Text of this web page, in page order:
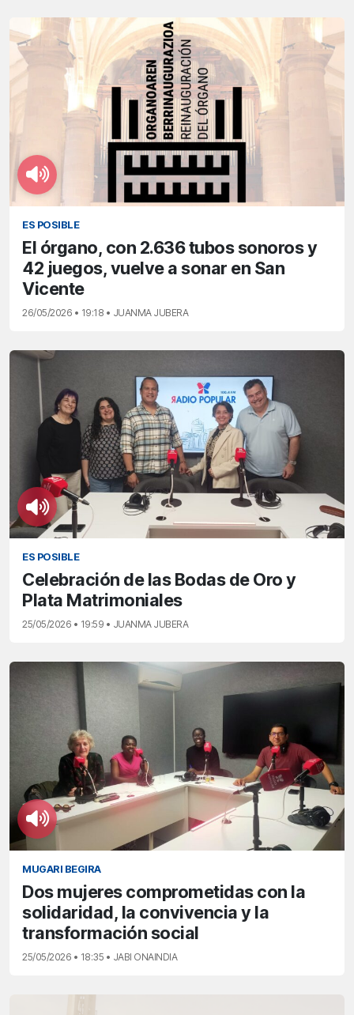
ES POSIBLE
El órgano, con 2.636 tubos sonoros y
42 juegos, vuelve a sonar en San
Vicente
26/05/2026 • 19:18 • JUANMA JUBERA
ES POSIBLE
Celebración de las Bodas de Oro y
Plata Matrimoniales
25/05/2026 • 19:59 • JUANMA JUBERA
MUGARI BEGIRA
Dos mujeres comprometidas con la
solidaridad, la convivencia y la
transformación social
25/05/2026 • 18:35 • JABI ONAINDIA